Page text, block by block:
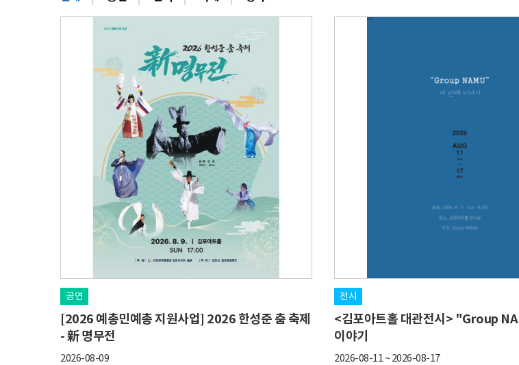
공연
[2026 예총민예총 지원사업] 2026 한성준 춤 축제
- 新 명무전
2026-08-09
전시
<김포아트홀 대관전시> "Group
이야기
2026-08-11 ~ 2026-08-17